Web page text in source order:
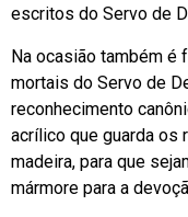
escritos do Servo de
Na ocasião também
mortais do Servo de
reconhecimento
acrílico que guarda os
madeira, para que
mármore para a